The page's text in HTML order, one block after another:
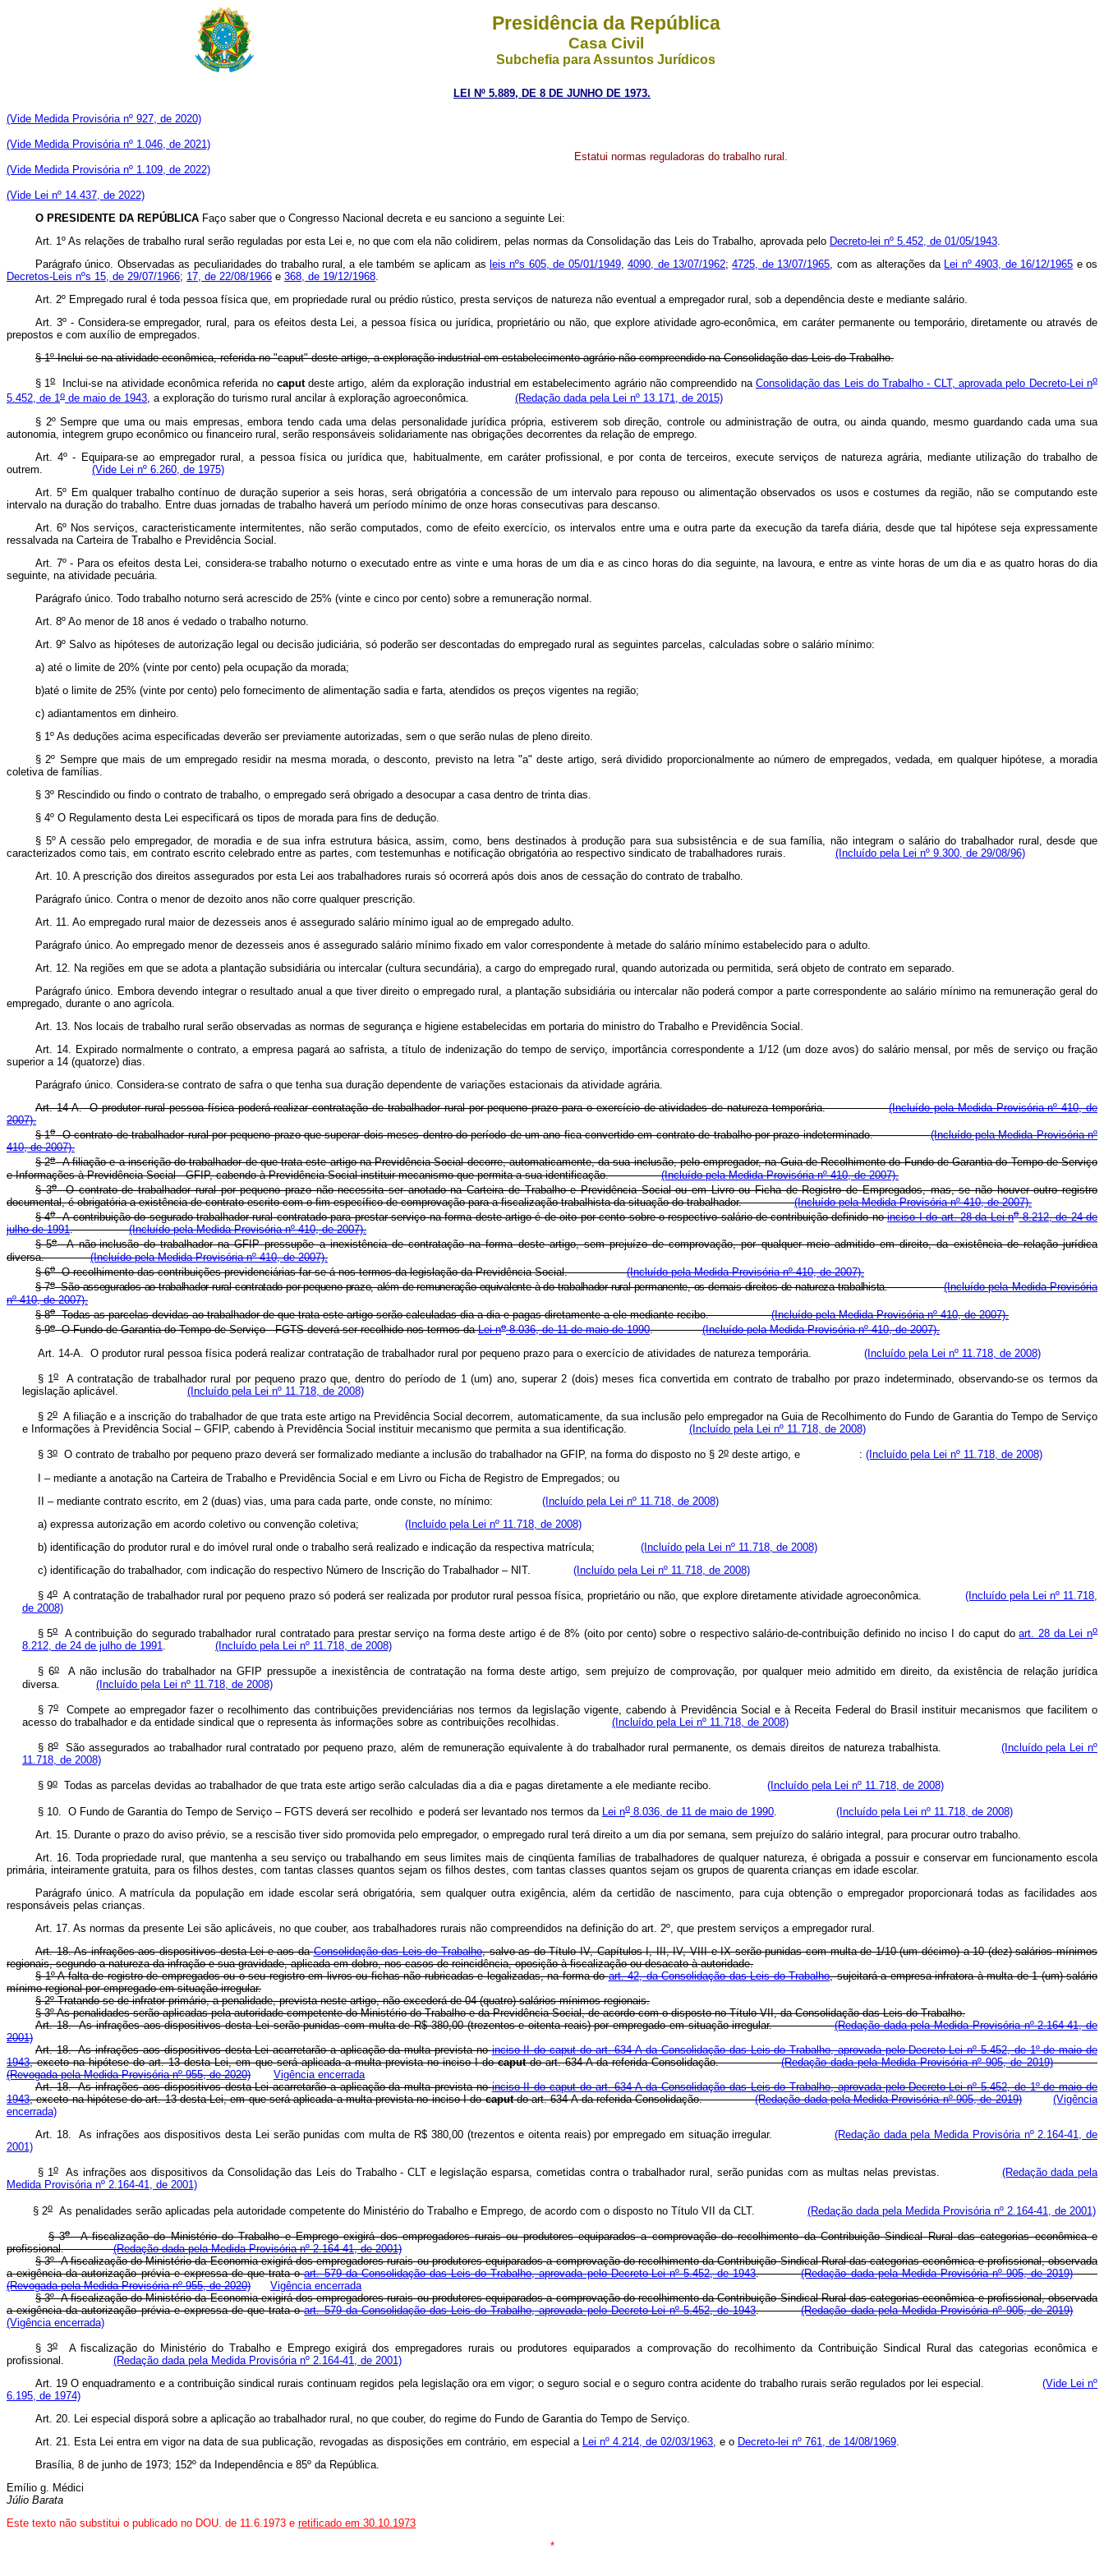
Presidência da República
Casa Civil
Subchefia para Assuntos Jurídicos
LEI Nº 5.889, DE 8 DE JUNHO DE 1973.
(Vide Medida Provisória nº 927, de 2020)
(Vide Medida Provisória nº 1.046, de 2021)
(Vide Medida Provisória nº 1.109, de 2022)
(Vide Lei nº 14.437, de 2022)
Estatui normas reguladoras do trabalho rural.
O PRESIDENTE DA REPÚBLICA Faço saber que o Congresso Nacional decreta e eu sanciono a seguinte Lei:
Art. 1º As relações de trabalho rural serão reguladas por esta Lei e, no que com ela não colidirem, pelas normas da Consolidação das Leis do Trabalho, aprovada pelo Decreto-lei nº 5.452, de 01/05/1943.
Parágrafo único. Observadas as peculiaridades do trabalho rural, a ele também se aplicam as leis nºs 605, de 05/01/1949,4090, de 13/07/1962;4725, de 13/07/1965, com as alterações da Lei nº 4903, de 16/12/1965 e os
Decretos-Leis nºs 15, de 29/07/1966; 17, de 22/08/1966 e 368, de 19/12/1968.
Art. 2º Empregado rural é toda pessoa física que, em propriedade rural ou prédio rústico, presta serviços de natureza não eventual a empregador rural, sob a dependência deste e mediante salário.
Art. 3º - Considera-se empregador, rural, para os efeitos desta Lei, a pessoa física ou jurídica, proprietário ou não, que explore atividade agro-econômica, em caráter permanente ou temporário, diretamente ou através de
prepostos e com auxílio de empregados.
§ 1º Inclui-se na atividade econômica, referida no "caput" deste artigo, a exploração industrial em estabelecimento agrário não compreendido na Consolidação das Leis do Trabalho.
§ 1oInclui-se na atividade econômica referida no caputdeste artigo, além da exploração industrial em estabelecimento agrário não compreendido na Consolidação das Leis do Trabalho - CLT, aprovada pelo Decreto-Lei no
5.452, de 1o de maio de 1943, a exploração do turismo rural ancilar à exploração agroeconômica. (Redação dada pela Lei nº 13.171, de 2015)
§ 2º Sempre que uma ou mais empresas, embora tendo cada uma delas personalidade jurídica própria, estiverem sob direção, controle ou administração de outra, ou ainda quando, mesmo guardando cada uma sua
autonomia, integrem grupo econômico ou financeiro rural, serão responsáveis solidariamente nas obrigações decorrentes da relação de emprego.
Art. 4º - Equipara-se ao empregador rural, a pessoa física ou jurídica que, habitualmente, em caráter profissional, e por conta de terceiros, execute serviços de natureza agrária, mediante utilização do trabalho de
outrem. (Vide Lei nº 6.260, de 1975)
Art. 5º Em qualquer trabalho contínuo de duração superior a seis horas, será obrigatória a concessão de um intervalo para repouso ou alimentação observados os usos e costumes da região, não se computando este
intervalo na duração do trabalho. Entre duas jornadas de trabalho haverá um período mínimo de onze horas consecutivas para descanso.
Art. 6º Nos serviços, caracteristicamente intermitentes, não serão computados, como de efeito exercício, os intervalos entre uma e outra parte da execução da tarefa diária, desde que tal hipótese seja expressamente
ressalvada na Carteira de Trabalho e Previdência Social.
Art. 7º - Para os efeitos desta Lei, considera-se trabalho noturno o executado entre as vinte e uma horas de um dia e as cinco horas do dia seguinte, na lavoura, e entre as vinte horas de um dia e as quatro horas do dia
seguinte, na atividade pecuária.
Parágrafo único. Todo trabalho noturno será acrescido de 25% (vinte e cinco por cento) sobre a remuneração normal.
Art. 8º Ao menor de 18 anos é vedado o trabalho noturno.
Art. 9º Salvo as hipóteses de autorização legal ou decisão judiciária, só poderão ser descontadas do empregado rural as seguintes parcelas, calculadas sobre o salário mínimo:
a) até o limite de 20% (vinte por cento) pela ocupação da morada;
b)até o limite de 25% (vinte por cento) pelo fornecimento de alimentação sadia e farta, atendidos os preços vigentes na região;
c) adiantamentos em dinheiro.
§ 1º As deduções acima especificadas deverão ser previamente autorizadas, sem o que serão nulas de pleno direito.
§ 2º Sempre que mais de um empregado residir na mesma morada, o desconto, previsto na letra "a" deste artigo, será dividido proporcionalmente ao número de empregados, vedada, em qualquer hipótese, a moradia
coletiva de famílias.
§ 3º Rescindido ou findo o contrato de trabalho, o empregado será obrigado a desocupar a casa dentro de trinta dias.
§ 4º O Regulamento desta Lei especificará os tipos de morada para fins de dedução.
§ 5º A cessão pelo empregador, de moradia e de sua infra estrutura básica, assim, como, bens destinados à produção para sua subsistência e de sua família, não integram o salário do trabalhador rural, desde que
caracterizados como tais, em contrato escrito celebrado entre as partes, com testemunhas e notificação obrigatória ao respectivo sindicato de trabalhadores rurais.
(Incluído pela Lei nº 9.300, de 29/08/96)
Art. 10. A prescrição dos direitos assegurados por esta Lei aos trabalhadores rurais só ocorrerá após dois anos de cessação do contrato de trabalho.
Parágrafo único. Contra o menor de dezoito anos não corre qualquer prescrição.
Art. 11. Ao empregado rural maior de dezesseis anos é assegurado salário mínimo igual ao de empregado adulto.
Parágrafo único. Ao empregado menor de dezesseis anos é assegurado salário mínimo fixado em valor correspondente à metade do salário mínimo estabelecido para o adulto.
Art. 12. Na regiões em que se adota a plantação subsidiária ou intercalar (cultura secundária), a cargo do empregado rural, quando autorizada ou permitida, será objeto de contrato em separado.
Parágrafo único. Embora devendo integrar o resultado anual a que tiver direito o empregado rural, a plantação subsidiária ou intercalar não poderá compor a parte correspondente ao salário mínimo na remuneração geral do
empregado, durante o ano agrícola.
Art. 13. Nos locais de trabalho rural serão observadas as normas de segurança e higiene estabelecidas em portaria do ministro do Trabalho e Previdência Social.
Art. 14. Expirado normalmente o contrato, a empresa pagará ao safrista, a título de indenização do tempo de serviço, importância correspondente a 1/12 (um doze avos) do salário mensal, por mês de serviço ou fração
superior a 14 (quatorze) dias.
Parágrafo único. Considera-se contrato de safra o que tenha sua duração dependente de variações estacionais da atividade agrária.
Art. 14-A. O produtor rural pessoa física poderá realizar contratação de trabalhador rural por pequeno prazo para o exercício de atividades de natureza temporária.(Incluído pela Medida Provisória nº 410, de
2007).
§ 1oO contrato de trabalhador rural por pequeno prazo que superar dois meses dentro do período de um ano fica convertido em contrato de trabalho por prazo indeterminado.(Incluído pela Medida Provisória nº
410, de 2007).
§ 2oA filiação e a inscrição do trabalhador de que trata este artigo na Previdência Social decorre, automaticamente, da sua inclusão, pelo empregador, na Guia de Recolhimento do Fundo de Garantia do Tempo de Serviço
e Informações à Previdência Social - GFIP, cabendo à Previdência Social instituir mecanismo que permita a sua identificação.(Incluído pela Medida Provisória nº 410, de 2007).
§ 3oO contrato de trabalhador rural por pequeno prazo não necessita ser anotado na Carteira de Trabalho e Previdência Social ou em Livro ou Ficha de Registro de Empregados, mas, se não houver outro registro
documental, é obrigatória a existência de contrato escrito com o fim específico de comprovação para a fiscalização trabalhista da situação do trabalhador.(Incluído pela Medida Provisória nº 410, de 2007).
§ 4oA contribuição do segurado trabalhador rural contratado para prestar serviço na forma deste artigo é de oito por cento sobre o respectivo salário-de-contribuição definido noinciso I do art. 28 da Lei no8.212, de 24 de
julho de 1991.(Incluído pela Medida Provisória nº 410, de 2007).
§ 5oA não-inclusão do trabalhador na GFIP pressupõe a inexistência de contratação na forma deste artigo, sem prejuízo de comprovação, por qualquer meio admitido em direito, da existência de relação jurídica
diversa.(Incluído pela Medida Provisória nº 410, de 2007).
§ 6oO recolhimento das contribuições previdenciárias far-se-á nos termos da legislação da Previdência Social.(Incluído pela Medida Provisória nº 410, de 2007).
§ 7oSão assegurados ao trabalhador rural contratado por pequeno prazo, além de remuneração equivalente à do trabalhador rural permanente, os demais direitos de natureza trabalhista.(Incluído pela Medida Provisória
nº 410, de 2007).
§ 8oTodas as parcelas devidas ao trabalhador de que trata este artigo serão calculadas dia-a-dia e pagas diretamente a ele mediante recibo.(Incluído pela Medida Provisória nº 410, de 2007).
§ 9oO Fundo de Garantia do Tempo de Serviço - FGTS deverá ser recolhido nos termos daLei no8.036, de 11 de maio de 1990.(Incluído pela Medida Provisória nº 410, de 2007).
Art. 14-A. O produtor rural pessoa física poderá realizar contratação de trabalhador rural por pequeno prazo para o exercício de atividades de natureza temporária. (Incluído pela Lei nº 11.718, de 2008)
§ 1oA contratação de trabalhador rural por pequeno prazo que, dentro do período de 1 (um) ano, superar 2 (dois) meses fica convertida em contrato de trabalho por prazo indeterminado, observando-se os termos da
legislação aplicável. (Incluído pela Lei nº 11.718, de 2008)
§ 2oA filiação e a inscrição do trabalhador de que trata este artigo na Previdência Social decorrem, automaticamente, da sua inclusão pelo empregador na Guia de Recolhimento do Fundo de Garantia do Tempo de Serviço
e Informações à Previdência Social – GFIP, cabendo à Previdência Social instituir mecanismo que permita a sua identificação. (Incluído pela Lei nº 11.718, de 2008)
§ 3oO contrato de trabalho por pequeno prazo deverá ser formalizado mediante a inclusão do trabalhador na GFIP, na forma do disposto no § 2odeste artigo, e : (Incluído pela Lei nº 11.718, de 2008)
I – mediante a anotação na Carteira de Trabalho e Previdência Social e em Livro ou Ficha de Registro de Empregados; ou
II – mediante contrato escrito, em 2 (duas) vias, uma para cada parte, onde conste, no mínimo: (Incluído pela Lei nº 11.718, de 2008)
a) expressa autorização em acordo coletivo ou convenção coletiva; (Incluído pela Lei nº 11.718, de 2008)
b) identificação do produtor rural e do imóvel rural onde o trabalho será realizado e indicação da respectiva matrícula; (Incluído pela Lei nº 11.718, de 2008)
c) identificação do trabalhador, com indicação do respectivo Número de Inscrição do Trabalhador – NIT. (Incluído pela Lei nº 11.718, de 2008)
§ 4oA contratação de trabalhador rural por pequeno prazo só poderá ser realizada por produtor rural pessoa física, proprietário ou não, que explore diretamente atividade agroeconômica. (Incluído pela Lei nº 11.718,
de 2008)
§ 5oA contribuição do segurado trabalhador rural contratado para prestar serviço na forma deste artigo é de 8% (oito por cento) sobre o respectivo salário-de-contribuição definido no inciso I docaput doart. 28 da Lei no
8.212, de 24 de julho de 1991. (Incluído pela Lei nº 11.718, de 2008)
§ 6oA não inclusão do trabalhador na GFIP pressupõe a inexistência de contratação na forma deste artigo, sem prejuízo de comprovação, por qualquer meio admitido em direito, da existência de relação jurídica
diversa. (Incluído pela Lei nº 11.718, de 2008)
§ 7o
Compete ao empregador fazer o recolhimento das contribuições previdenciárias nos termos da legislação vigente, cabendo à Previdência Social e à Receita Federal do Brasil instituir mecanismos que facilitem o
acesso do trabalhador e da entidade sindical que o representa às informações sobre as contribuições recolhidas. (Incluído pela Lei nº 11.718, de 2008)
§ 8oSão assegurados ao trabalhador rural contratado por pequeno prazo, além de remuneração equivalente à do trabalhador rural permanente, os demais direitos de natureza trabalhista. (Incluído pela Lei nº
11.718, de 2008)
§ 9oTodas as parcelas devidas ao trabalhador de que trata este artigo serão calculadas dia a dia e pagas diretamente a ele mediante recibo. (Incluído pela Lei nº 11.718, de 2008)
§ 10. O Fundo de Garantia do Tempo de Serviço – FGTS deverá ser recolhido e poderá ser levantado nos termos da Lei no8.036, de 11 de maio de 1990. (Incluído pela Lei nº 11.718, de 2008)
Art. 15. Durante o prazo do aviso prévio, se a rescisão tiver sido promovida pelo empregador, o empregado rural terá direito a um dia por semana, sem prejuízo do salário integral, para procurar outro trabalho.
Art. 16. Toda propriedade rural, que mantenha a seu serviço ou trabalhando em seus limites mais de cinqüenta famílias de trabalhadores de qualquer natureza, é obrigada a possuir e conservar em funcionamento escola
primária, inteiramente gratuita, para os filhos destes, com tantas classes quantos sejam os filhos destes, com tantas classes quantos sejam os grupos de quarenta crianças em idade escolar.
Parágrafo único. A matrícula da população em idade escolar será obrigatória, sem qualquer outra exigência, além da certidão de nascimento, para cuja obtenção o empregador proporcionará todas as facilidades aos
responsáveis pelas crianças.
Art. 17. As normas da presente Lei são aplicáveis, no que couber, aos trabalhadores rurais não compreendidos na definição do art. 2º, que prestem serviços a empregador rural.
Art. 18. As infrações aos dispositivos desta Lei e aos daConsolidação das Leis do Trabalho, salvo as do Título IV, Capítulos I, III, IV, VIII e IX serão punidas com multa de 1/10 (um décimo) a 10 (dez) salários mínimos
regionais, segundo a natureza da infração e sua gravidade, aplicada em dobro, nos casos de reincidência, oposição à fiscalização ou desacato à autoridade.
§ 1º A falta de registro de empregados ou o seu registro em livros ou fichas não rubricadas e legalizadas, na forma doart. 42, da Consolidação das Leis do Trabalho, sujeitará a empresa infratora à multa de 1 (um) salário
mínimo regional por empregado em situação irregular.
§ 2º Tratando-se de infrator primário, a penalidade, prevista neste artigo, não excederá de 04 (quatro) salários mínimos regionais.
§ 3º As penalidades serão aplicadas pela autoridade competente do Ministério do Trabalho e da Previdência Social, de acordo com o disposto no Título VII, da Consolidação das Leis do Trabalho.
Art. 18. As infrações aos dispositivos desta Lei serão punidas com multa de R$ 380,00 (trezentos e oitenta reais) por empregado em situação irregular.(Redação dada pela Medida Provisória nº 2.164-41, de
2001)
Art. 18. As infrações aos dispositivos desta Lei acarretarão a aplicação da multa prevista noinciso II do caput do art. 634-A da Consolidação das Leis do Trabalho, aprovada pelo Decreto-Lei nº 5.452, de 1º de maio de
1943, exceto na hipótese do art. 13 desta Lei, em que será aplicada a multa prevista no inciso I docaputdo art. 634-A da referida Consolidação.(Redação dada pela Medida Provisória nº 905, de 2019)
(Revogada pela Medida Provisória nº 955, de 2020)
Vigência encerrada
Art. 18. As infrações aos dispositivos desta Lei acarretarão a aplicação da multa prevista noinciso II do caput do art. 634-A da Consolidação das Leis do Trabalho, aprovada pelo Decreto-Lei nº 5.452, de 1º de maio de
1943, exceto na hipótese do art. 13 desta Lei, em que será aplicada a multa prevista no inciso I docaputdo art. 634-A da referida Consolidação.(Redação dada pela Medida Provisória nº 905, de 2019)
(Vigência
encerrada)
Art. 18. As infrações aos dispositivos desta Lei serão punidas com multa de R$ 380,00 (trezentos e oitenta reais) por empregado em situação irregular. (Redação dada pela Medida Provisória nº 2.164-41, de
2001)
§ 1oAs infrações aos dispositivos da Consolidação das Leis do Trabalho - CLT e legislação esparsa, cometidas contra o trabalhador rural, serão punidas com as multas nelas previstas. (Redação dada pela
Medida Provisória nº 2.164-41, de 2001)
§ 2o As penalidades serão aplicadas pela autoridade competente do Ministério do Trabalho e Emprego, de acordo com o disposto no Título VII da CLT. (Redação dada pela Medida Provisória nº 2.164-41, de 2001)
§ 3oA fiscalização do Ministério do Trabalho e Emprego exigirá dos empregadores rurais ou produtores equiparados a comprovação do recolhimento da Contribuição Sindical Rural das categorias econômica e
profissional.(Redação dada pela Medida Provisória nº 2.164-41, de 2001)
§ 3º A fiscalização do Ministério da Economia exigirá dos empregadores rurais ou produtores equiparados a comprovação do recolhimento da Contribuição Sindical Rural das categorias econômica e profissional, observada
a exigência da autorização prévia e expressa de que trata oart. 579 da Consolidação das Leis do Trabalho, aprovada pelo Decreto-Lei nº 5.452, de 1943.(Redação dada pela Medida Provisória nº 905, de 2019)
(Revogada pela Medida Provisória nº 955, de 2020)
Vigência encerrada
§ 3º A fiscalização do Ministério da Economia exigirá dos empregadores rurais ou produtores equiparados a comprovação do recolhimento da Contribuição Sindical Rural das categorias econômica e profissional, observada
a exigência da autorização prévia e expressa de que trata oart. 579 da Consolidação das Leis do Trabalho, aprovada pelo Decreto-Lei nº 5.452, de 1943.(Redação dada pela Medida Provisória nº 905, de 2019)
(Vigência encerrada)
§ 3oA fiscalização do Ministério do Trabalho e Emprego exigirá dos empregadores rurais ou produtores equiparados a comprovação do recolhimento da Contribuição Sindical Rural das categorias econômica e
profissional. (Redação dada pela Medida Provisória nº 2.164-41, de 2001)
Art. 19 O enquadramento e a contribuição sindical rurais continuam regidos pela legislação ora em vigor; o seguro social e o seguro contra acidente do trabalho rurais serão regulados por lei especial. (Vide Lei nº
6.195, de 1974)
Art. 20. Lei especial disporá sobre a aplicação ao trabalhador rural, no que couber, do regime do Fundo de Garantia do Tempo de Serviço.
Art. 21. Esta Lei entra em vigor na data de sua publicação, revogadas as disposições em contrário, em especial a Lei nº 4.214, de 02/03/1963, e o Decreto-lei nº 761, de 14/08/1969.
Brasília, 8 de junho de 1973; 152º da Independência e 85º da República.
Emílio g. Médici
Júlio Barata
Este texto não substitui o publicado no DOU. de 11.6.1973 e retificado em 30.10.1973
*